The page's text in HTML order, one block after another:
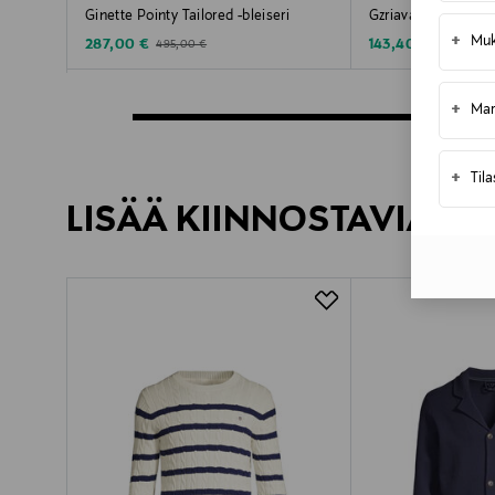
+
+
+
Ginette Pointy Tailored -bleiseri
Discounted Price
287,00 € Original Price
495,00 €
Gzriava-bleiseri
Discounted Price
143,40 € Original
240,00 €
LISÄÄ KIINNOSTAVIA